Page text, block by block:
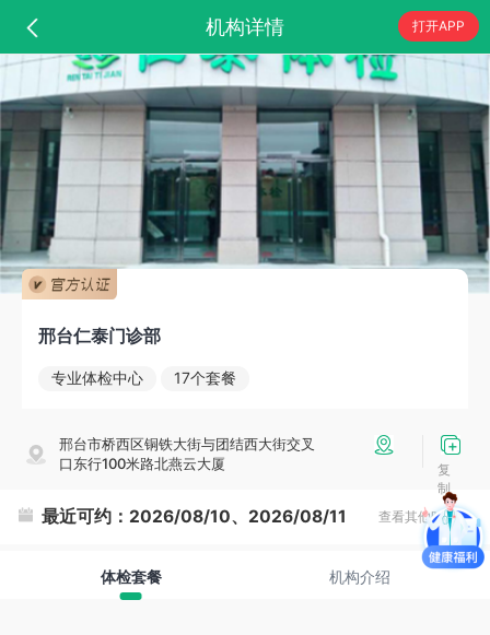
机构详情 打开APP
邢台仁泰门诊部
专业体检中心 17个套餐
邢台市桥西区铜铁大街与团结西大街交叉
口东行100米路北燕云大厦
复
制
最近可约： 2026/08/10、2026/08/11 查看其他时间
体检套餐 机构介绍